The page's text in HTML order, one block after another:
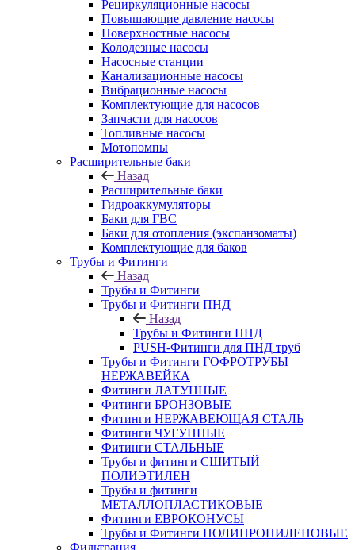
Рециркуляционные насосы
Повышающие давление насосы
Поверхностные насосы
Колодезные насосы
Насосные станции
Канализационные насосы
Вибрационные насосы
Комплектующие для насосов
Запчасти для насосов
Топливные насосы
Мотопомпы
Расширительные баки
Назад
Расширительные баки
Гидроаккумуляторы
Баки для ГВС
Баки для отопления (экспанзоматы)
Комплектующие для баков
Трубы и Фитинги
Назад
Трубы и Фитинги
Трубы и Фитинги ПНД
Назад
Трубы и Фитинги ПНД
PUSH-Фитинги для ПНД труб
Трубы и Фитинги ГОФРОТРУБЫ
НЕРЖАВЕЙКА
Фитинги ЛАТУННЫЕ
Фитинги БРОНЗОВЫЕ
Фитинги НЕРЖАВЕЮЩАЯ СТАЛЬ
Фитинги ЧУГУННЫЕ
Фитинги СТАЛЬНЫЕ
Трубы и фитинги СШИТЫЙ
ПОЛИЭТИЛЕН
Трубы и фитинги
МЕТАЛЛОПЛАСТИКОВЫЕ
Фитинги ЕВРОКОНУСЫ
Трубы и Фитинги ПОЛИПРОПИЛЕНОВЫЕ
Фильтрация